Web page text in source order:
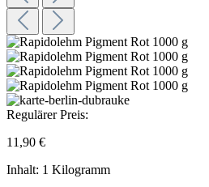
Regulärer Preis:
11,90 €
Inhalt: 1 Kilogramm